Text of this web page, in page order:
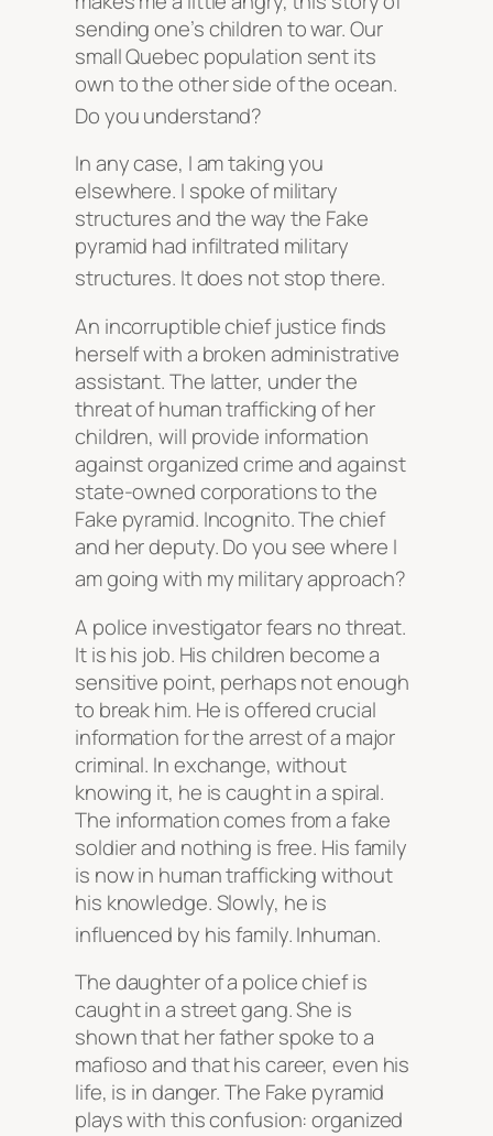
sending one’s children to war. Our
small Quebec population sent its
own to the other side of the ocean.
Do you understand?
In any case, I am taking you
elsewhere. I spoke of military
structures and the way the Fake
pyramid had infiltrated military
structures. It does not stop there.
An incorruptible chief justice finds
herself with a broken administrative
assistant. The latter, under the
threat of human trafficking of her
children, will provide information
against organized crime and against
state-owned corporations to the
Fake pyramid. Incognito. The chief
and her deputy. Do you see where I
am going with my military approach?
A police investigator fears no threat.
It is his job. His children become a
sensitive point, perhaps not enough
to break him. He is offered crucial
information for the arrest of a major
criminal. In exchange, without
knowing it, he is caught in a spiral.
The information comes from a fake
soldier and nothing is free. His family
is now in human trafficking without
his knowledge. Slowly, he is
influenced by his family. Inhuman.
The daughter of a police chief is
caught in a street gang. She is
shown that her father spoke to a
mafioso and that his career, even his
life, is in danger. The Fake pyramid
plays with this confusion: organized